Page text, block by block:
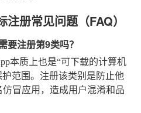
册常见问题（FAQ）
要注册第9类吗？
本质上也是“可下载的计算机
范围。注册该类别是防止他
冒应用，造成用户混淆和品